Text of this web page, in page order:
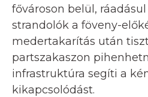
fővároson belül,
strandolók a föveny-
medertakarítás után
partszakaszon
infrastruktúra segíti a
kikapcsolódást.